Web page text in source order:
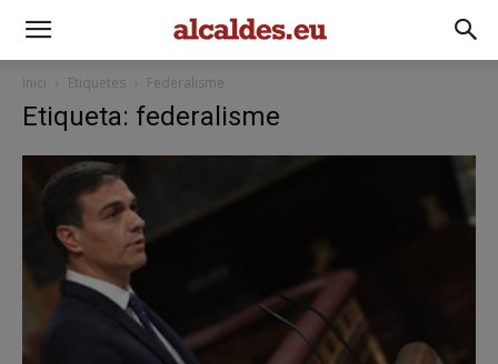
Inici Etiquetes Federalisme
Etiqueta: federalisme